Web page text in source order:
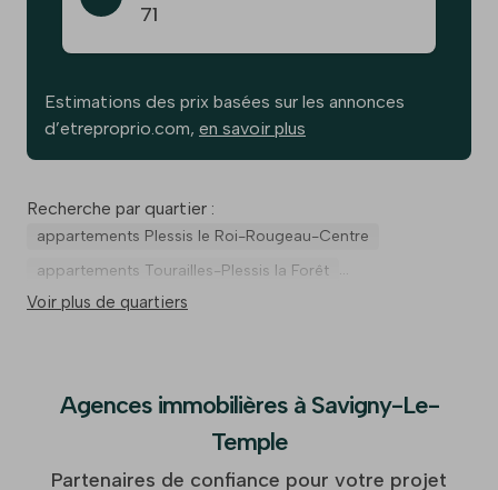
71
Estimations des prix basées sur les annonces
d’etreproprio.com, en savoir plus
Recherche par quartier :
appartements Plessis le Roi-Rougeau-Centre
appartements Tourailles-Plessis la Forêt
appartements Le Bourg
Voir plus de quartiers
Agences immobilières à Savigny-Le-
Temple
Partenaires de confiance pour votre projet